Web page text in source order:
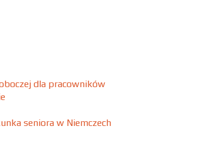
dla pracowników
seniora w Niemczech